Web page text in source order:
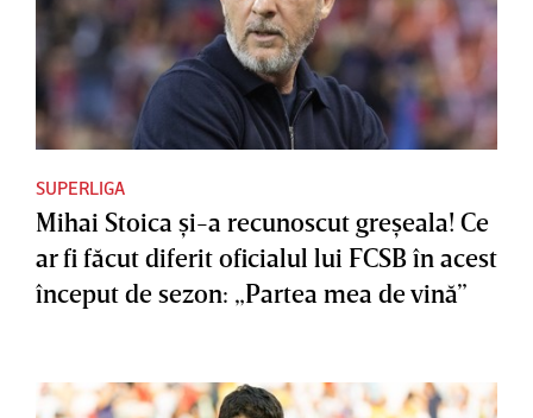
SUPERLIGA
Mihai Stoica şi-a recunoscut greşeala! Ce
ar fi făcut diferit oficialul lui FCSB în acest
început de sezon: „Partea mea de vină”